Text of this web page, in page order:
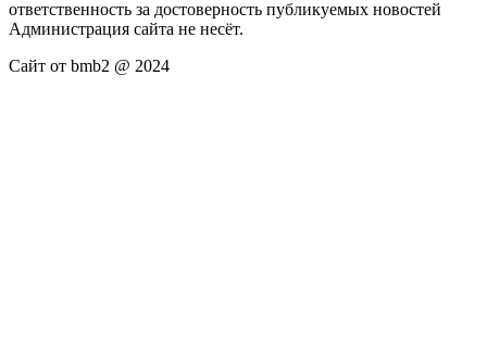
ответственность за достоверность публикуемых новостей
Администрация сайта не несёт.
Сайт от bmb2 @ 2024